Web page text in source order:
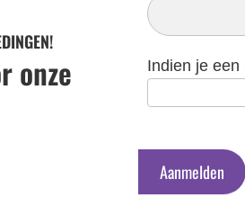
onze
Nieuwsbrief
Indien je een
Aanmelden